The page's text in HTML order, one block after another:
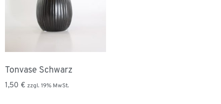
Tonvase Schwarz
1,50 € zzgl. 19% MwSt.